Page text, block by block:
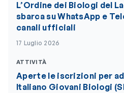
L’Ordine dei Biologi del
sbarca su WhatsApp e
canali ufficiali
17 Luglio 2026
ATTIVITÀ
Aperte le iscrizioni per
Italiano Giovani Biologi